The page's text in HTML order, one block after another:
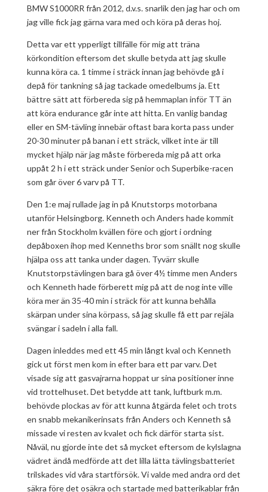
BMW S1000RR från 2012, d.v.s. snarlik den jag har och om
jag ville fick jag gärna vara med och köra på deras hoj.
Detta var ett ypperligt tillfälle för mig att träna
körkondition eftersom det skulle betyda att jag skulle
kunna köra ca. 1 timme i sträck innan jag behövde gå i
depå för tankning så jag tackade omedelbums ja. Ett
bättre sätt att förbereda sig på hemmaplan inför TT än
att köra endurance går inte att hitta. En vanlig bandag
eller en SM-tävling innebär oftast bara korta pass under
20-30 minuter på banan i ett sträck, vilket inte är till
mycket hjälp när jag måste förbereda mig på att orka
uppåt 2 h i ett sträck under Senior och Superbike-racen
som går över 6 varv på TT.
Den 1:e maj rullade jag in på Knutstorps motorbana
utanför Helsingborg. Kenneth och Anders hade kommit
ner från Stockholm kvällen före och gjort i ordning
depåboxen ihop med Kenneths bror som snällt nog skulle
hjälpa oss att tanka under dagen. Tyvärr skulle
Knutstorpstävlingen bara gå över 4½ timme men Anders
och Kenneth hade förberett mig på att de nog inte ville
köra mer än 35-40 min i sträck för att kunna behålla
skärpan under sina körpass, så jag skulle få ett par rejäla
svängar i sadeln i alla fall.
Dagen inleddes med ett 45 min långt kval och Kenneth
gick ut först men kom in efter bara ett par varv. Det
visade sig att gasvajrarna hoppat ur sina positioner inne
vid trottelhuset. Det betydde att tank, luftburk m.m.
behövde plockas av för att kunna åtgärda felet och trots
en snabb mekanikerinsats från Anders och Kenneth så
missade vi resten av kvalet och fick därför starta sist.
Nåväl, nu gjorde inte det så mycket eftersom de kylslagna
vädret ändå medförde att det lilla lätta tävlingsbatteriet
trilskades vid våra startförsök. Vi valde med andra ord det
säkra före det osäkra och startade med batterikablar från